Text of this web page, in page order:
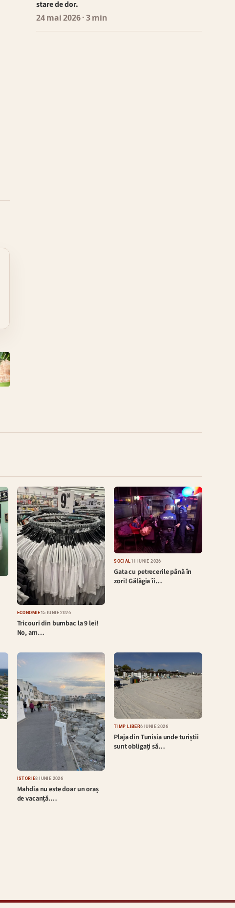
stare de dor.
24 mai 2026· 3 min
ECONOMIE15 IUNIE 2026
Tricouri din bumbac la 9 lei!
No, am…
SOCIAL 11 IUNIE 2026
Gata cu petrecerile până în
zori! Gălăgia îi…
ISTORIE8 IUNIE 2026
Mahdia nu este doar un oraș
de vacanță.…
TIMP LIBER6 IUNIE 2026
Plaja din Tunisia unde turiștii
sunt obligați să…